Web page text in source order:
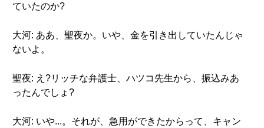
ていたのか?
大河: ああ、聖夜か。いや、金を引き出していたんじゃ
ないよ。
聖夜: え?リッチな弁護士、ハツコ先生から、振込みあ
ったんでしょ?
大河: いや...。それが、急用ができたからって、キャン